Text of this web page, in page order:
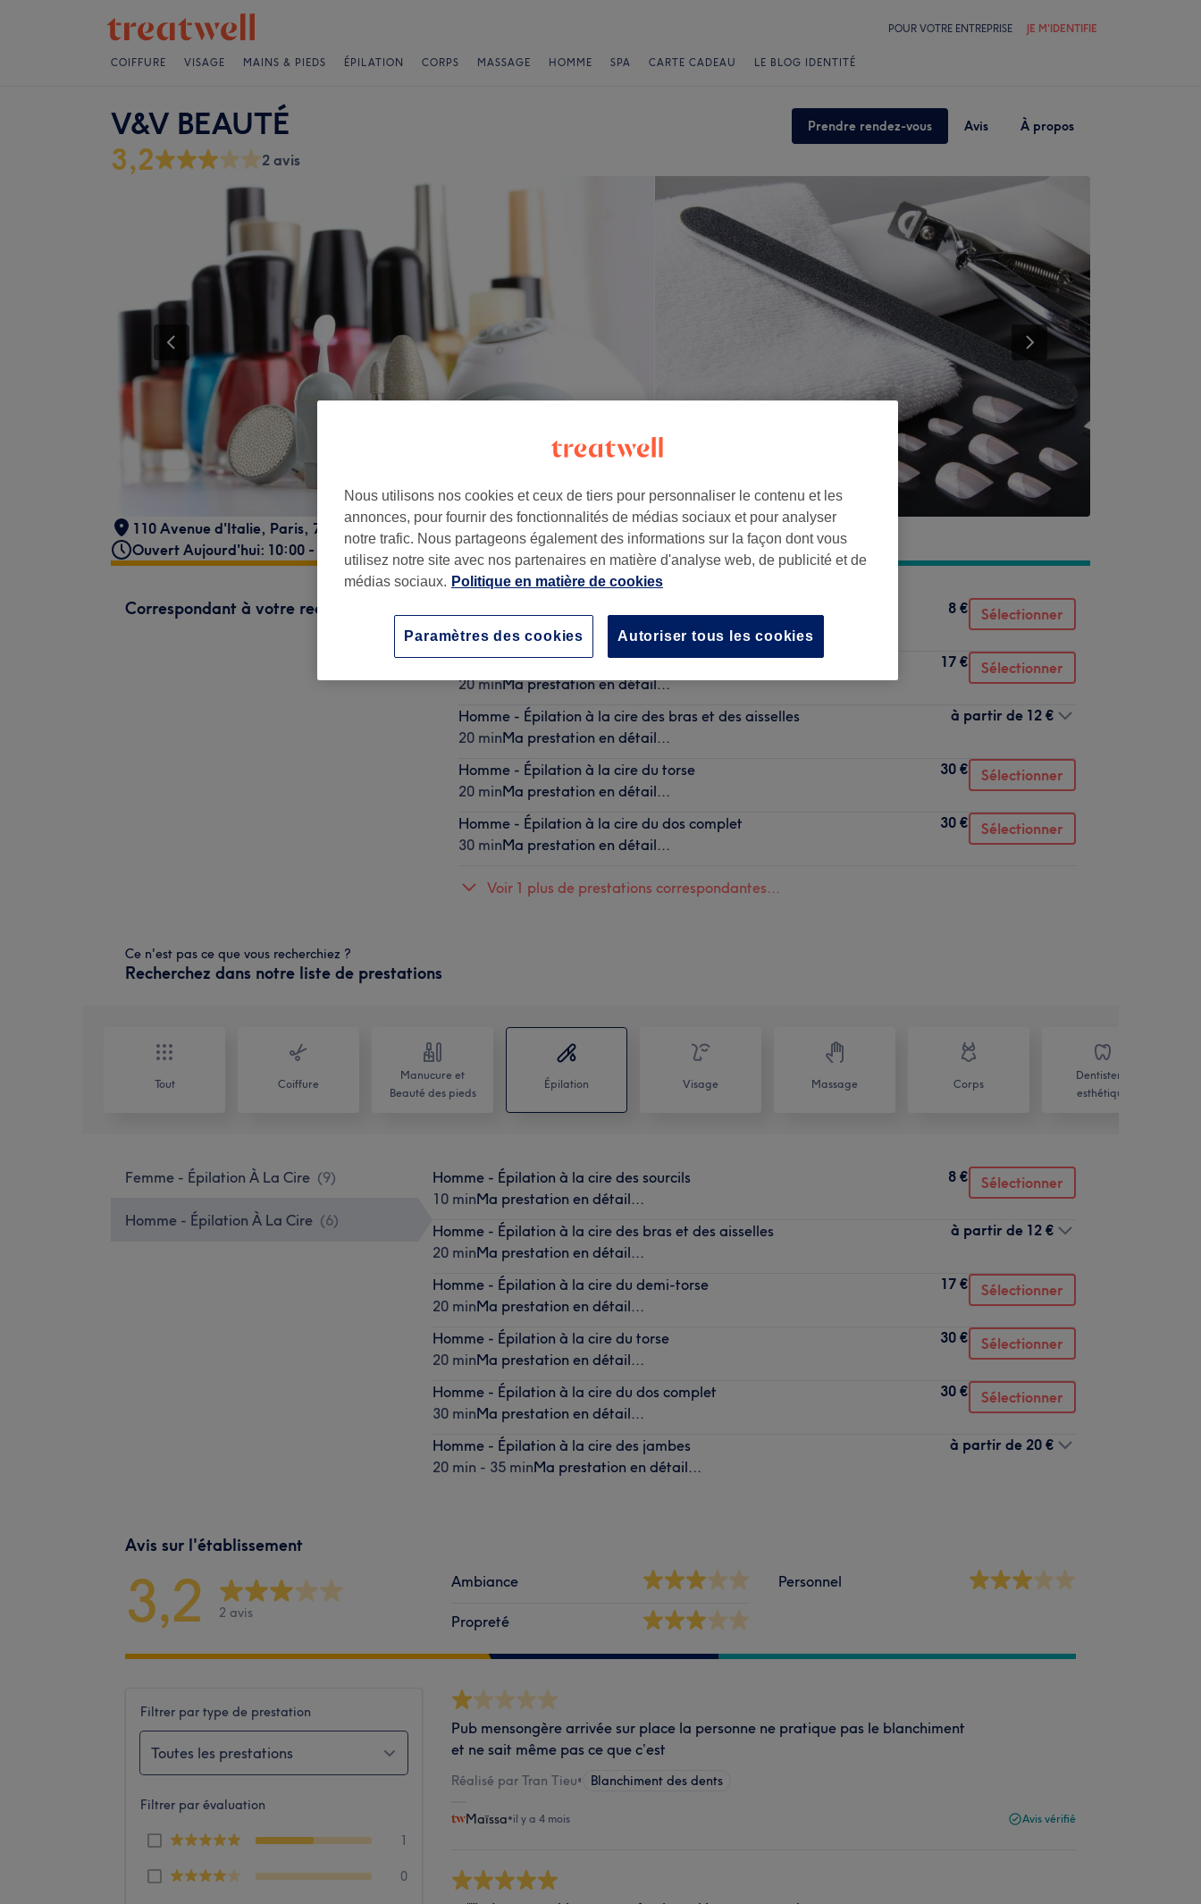
POUR VOTRE ENTREPRISE JE M'IDENTIFIE
COIFFURE VISAGE MAINS & PIEDS ÉPILATION CORPS MASSAGE HOMME SPA CARTE CADEAU LE BLOG IDENTITÉ
V&V BEAUTÉ Prendre rendez-vous Avis À propos
3,2 2 avis
110 Avenue d'Italie, Paris, 75013
Ouvert Aujourd'hui: 10:00 - 20:00
Correspondant à votre recherche
10 minMa prestation en détail...
8 € Sélectionner
Homme - Épilation à la cire du demi-torse
20 minMa prestation en détail...
17 € Sélectionner
Homme - Épilation à la cire des bras et des aisselles
20 minMa prestation en détail...
à partir de 12 €
Homme - Épilation à la cire du torse
20 minMa prestation en détail...
30 € Sélectionner
Homme - Épilation à la cire du dos complet
30 minMa prestation en détail...
30 € Sélectionner
Voir 1 plus de prestations correspondantes...
Ce n'est pas ce que vous recherchiez ?
Recherchez dans notre liste de prestations
Tout Coiffure
Manucure et
Beauté des pieds
Épilation Visage Massage Corps
Dentisterie
esthétique
Femme - Épilation À La Cire (9)
Homme - Épilation À La Cire (6)
Homme - Épilation à la cire des sourcils
10 minMa prestation en détail...
8 € Sélectionner
Homme - Épilation à la cire des bras et des aisselles
20 minMa prestation en détail...
à partir de 12 €
Homme - Épilation à la cire du demi-torse
20 minMa prestation en détail...
17 € Sélectionner
Homme - Épilation à la cire du torse
20 minMa prestation en détail...
30 € Sélectionner
Homme - Épilation à la cire du dos complet
30 minMa prestation en détail...
30 € Sélectionner
Homme - Épilation à la cire des jambes
20 min - 35 minMa prestation en détail...
à partir de 20 €
Avis sur l'établissement
3,2 2 avis
Ambiance
Propreté
Personnel
Filtrer par type de prestation
Toutes les prestations
Filtrer par évaluation
1
0
Pub mensongère arrivée sur place la personne ne pratique pas le blanchiment
et ne sait même pas ce que c’est
Réalisé par Tran Tieu• Blanchiment des dents
Maïssa•il y a 4 mois Avis vérifié
Nous utilisons nos cookies et ceux de tiers pour personnaliser le contenu et les
annonces, pour fournir des fonctionnalités de médias sociaux et pour analyser
notre trafic. Nous partageons également des informations sur la façon dont vous
utilisez notre site avec nos partenaires en matière d'analyse web, de publicité et de
médias sociaux. Politique en matière de cookies
Autoriser tous les cookies
Paramètres des cookies